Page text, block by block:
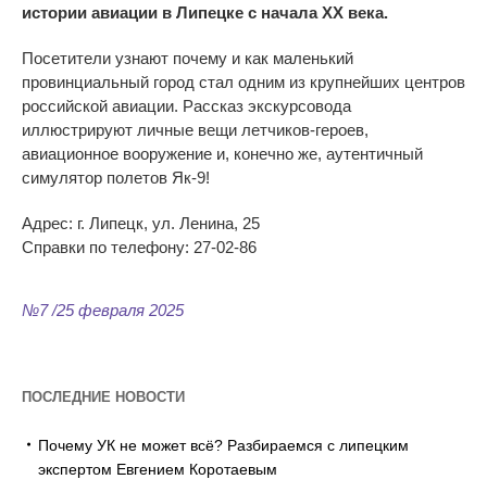
истории авиации в Липецке с начала ХХ века.
Посетители узнают почему и как маленький
провинциальный город стал одним из крупнейших центров
российской авиации. Рассказ экскурсовода
иллюстрируют личные вещи летчиков-героев,
авиационное вооружение и, конечно же, аутентичный
симулятор полетов Як-9!
Адрес: г. Липецк, ул. Ленина, 25
Справки по телефону: 27-02-86
№7 /25 февраля 2025
ПОСЛЕДНИЕ НОВОСТИ
Почему УК не может всё? Разбираемся с липецким
экспертом Евгением Коротаевым